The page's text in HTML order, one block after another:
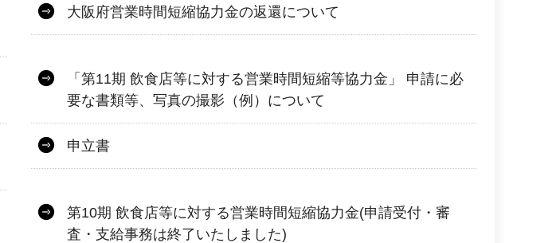
大阪府営業時間短縮協力金の返還について
「第11期 飲食店等に対する営業時間短縮等協力金」 申請に必
要な書類等、写真の撮影（例）について
申立書
第10期 飲食店等に対する営業時間短縮協力金(申請受付・審
査・支給事務は終了いたしました)